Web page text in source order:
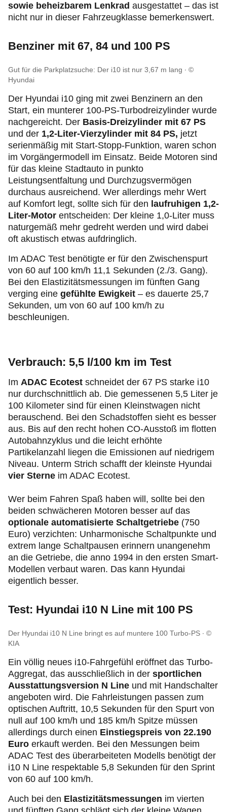
sowie beheizbarem Lenkrad ausgestattet – das ist
nicht nur in dieser Fahrzeugklasse bemerkenswert.
Benziner mit 67, 84 und 100 PS
Gut für die Parkplatzsuche: Der i10 ist nur 3,67 m lang
©
Hyundai
Der Hyundai i10 ging mit zwei Benzinern an den
Start, ein munterer 100-PS-Turbodreizylinder wurde
nachgereicht. Der Basis-Dreizylinder mit 67 PS
und der 1,2-Liter-Vierzylinder mit 84 PS, jetzt
serienmäßig mit Start-Stopp-Funktion, waren schon
im Vorgängermodell im Einsatz. Beide Motoren sind
für das kleine Stadtauto in punkto
Leistungsentfaltung und Durchzugsvermögen
durchaus ausreichend. Wer allerdings mehr Wert
auf Komfort legt, sollte sich für den laufruhigen 1,2-
Liter-Motor entscheiden: Der kleine 1,0-Liter muss
naturgemäß mehr gedreht werden und wird dabei
oft akustisch etwas aufdringlich.
Im ADAC Test benötigte er für den Zwischenspurt
von 60 auf 100 km/h 11,1 Sekunden (2./3. Gang).
Bei den Elastizitätsmessungen im fünften Gang
verging eine gefühlte Ewigkeit – es dauerte 25,7
Sekunden, um von 60 auf 100 km/h zu
beschleunigen.
Verbrauch: 5,5 l/100 km im Test
Im ADAC Ecotest schneidet der 67 PS starke i10
nur durchschnittlich ab. Die gemessenen 5,5 Liter je
100 Kilometer sind für einen Kleinstwagen nicht
berauschend. Bei den Schadstoffen sieht es besser
aus. Bis auf den recht hohen CO-Ausstoß im flotten
Autobahnzyklus und die leicht erhöhte
Partikelanzahl liegen die Emissionen auf niedrigem
Niveau. Unterm Strich schafft der kleinste Hyundai
vier Sterne im ADAC Ecotest.
Wer beim Fahren Spaß haben will, sollte bei den
beiden schwächeren Motoren besser auf das
optionale automatisierte Schaltgetriebe (750
Euro) verzichten: Unharmonische Schaltpunkte und
extrem lange Schaltpausen erinnern unangenehm
an die Getriebe, die anno 1994 in den ersten Smart-
Modellen verbaut waren. Das kann Hyundai
eigentlich besser.
Test: Hyundai i10 N Line mit 100 PS
Der Hyundai i10 N Line bringt es auf muntere 100 Turbo-PS
©
KIA
Ein völlig neues i10-Fahrgefühl eröffnet das Turbo-
Aggregat, das ausschließlich in der sportlichen
Ausstattungsversion N Line und mit Handschalter
angeboten wird. Die Fahrleistungen passen zum
optischen Auftritt, 10,5 Sekunden für den Spurt von
null auf 100 km/h und 185 km/h Spitze müssen
allerdings durch einen Einstiegspreis von 22.190
Euro erkauft werden. Bei den Messungen beim
ADAC Test des überarbeiteten Modells benötigt der
i10 N Line respektable 5,8 Sekunden für den Sprint
von 60 auf 100 km/h.
Auch bei den Elastizitätsmessungen im vierten